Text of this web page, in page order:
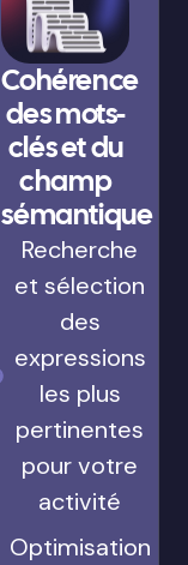
Cohérence
des mots-
clés et du
champ
sémantique
Recherche
et sélection
des
expressions
les plus
pertinentes
pour votre
activité
Optimisation